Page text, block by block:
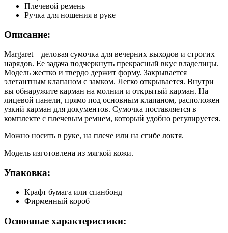
Плечевой ремень
Ручка для ношения в руке
Описание:
Margaret – деловая сумочка для вечерних выходов и строгих
нарядов. Ее задача подчеркнуть прекрасный вкус владелицы.
Модель жестко и твердо держит форму. Закрывается
элегантным клапаном с замком. Легко открывается. Внутри
вы обнаружите карман на молнии и открытый карман. На
лицевой панели, прямо под основным клапаном, расположен
узкий карман для документов. Сумочка поставляется в
комплекте с плечевым ремнем, который удобно регулируется.
Можно носить в руке, на плече или на сгибе локтя.
Модель изготовлена из мягкой кожи.
Упаковка:
Крафт бумага или спанбонд
Фирменный короб
Основные характеристики: